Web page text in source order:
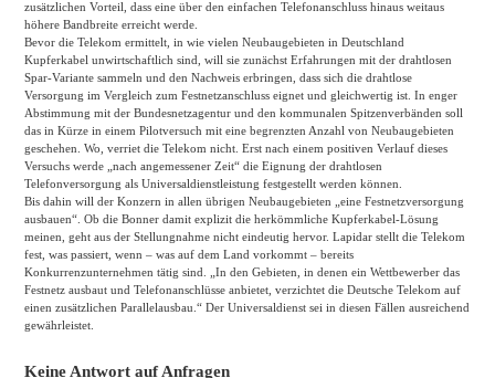
zusätzlichen Vorteil, dass eine über den einfachen Telefonanschluss hinaus weitaus
höhere Bandbreite erreicht werde.
Bevor die Telekom ermittelt, in wie vielen Neubaugebieten in Deutschland
Kupferkabel unwirtschaftlich sind, will sie zunächst Erfahrungen mit der drahtlosen
Spar-Variante sammeln und den Nachweis erbringen, dass sich die drahtlose
Versorgung im Vergleich zum Festnetzanschluss eignet und gleichwertig ist. In enger
Abstimmung mit der Bundesnetzagentur und den kommunalen Spitzenverbänden soll
das in Kürze in einem Pilotversuch mit eine begrenzten Anzahl von Neubaugebieten
geschehen. Wo, verriet die Telekom nicht. Erst nach einem positiven Verlauf dieses
Versuchs werde „nach angemessener Zeit“ die Eignung der drahtlosen
Telefonversorgung als Universaldienstleistung festgestellt werden können.
Bis dahin will der Konzern in allen übrigen Neubaugebieten „eine Festnetzversorgung
ausbauen“. Ob die Bonner damit explizit die herkömmliche Kupferkabel-Lösung
meinen, geht aus der Stellungnahme nicht eindeutig hervor. Lapidar stellt die Telekom
fest, was passiert, wenn – was auf dem Land vorkommt – bereits
Konkurrenzunternehmen tätig sind. „In den Gebieten, in denen ein Wettbewerber das
Festnetz ausbaut und Telefonanschlüsse anbietet, verzichtet die Deutsche Telekom auf
einen zusätzlichen Parallelausbau.“ Der Universaldienst sei in diesen Fällen ausreichend
gewährleistet.
Keine Antwort auf Anfragen